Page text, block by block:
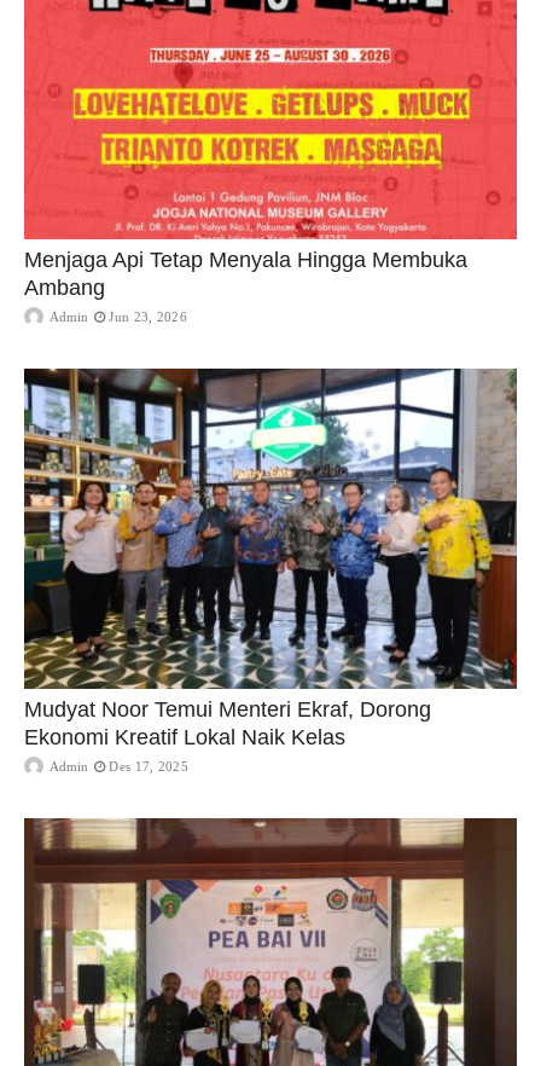
Menjaga Api Tetap Menyala Hingga Membuka
Ambang
Admin Jun 23, 2026
Mudyat Noor Temui Menteri Ekraf, Dorong
Ekonomi Kreatif Lokal Naik Kelas
Admin Des 17, 2025